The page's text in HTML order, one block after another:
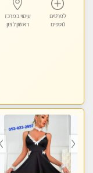
לפרטים
נוספים
עיסוי במרכז
ראשון לציון